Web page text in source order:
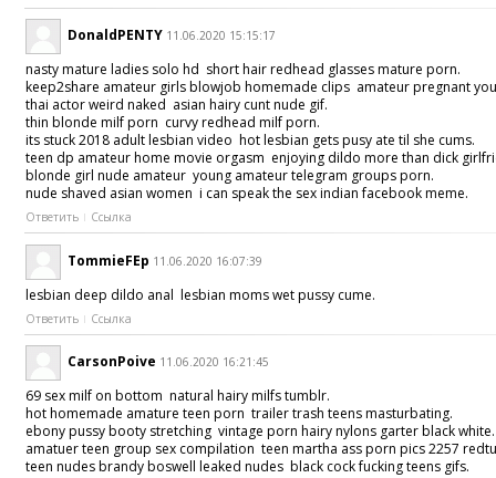
DonaldPENTY 11.06.2020 15:15:17
nasty mature ladies solo hd short hair redhead glasses mature porn.
keep2share amateur girls blowjob homemade clips amateur pregnant
thai actor weird naked asian hairy cunt nude gif.
thin blonde milf porn curvy redhead milf porn.
its stuck 2018 adult lesbian video hot lesbian gets pusy ate til she cums.
teen dp amateur home movie orgasm enjoying dildo more than dick
blonde girl nude amateur young amateur telegram groups porn.
nude shaved asian women i can speak the sex indian facebook meme.
Ответить Ссылка
TommieFEp 11.06.2020 16:07:39
lesbian deep dildo anal lesbian moms wet pussy cume.
Ответить Ссылка
CarsonPoive 11.06.2020 16:21:45
69 sex milf on bottom natural hairy milfs tumblr.
hot homemade amature teen porn trailer trash teens masturbating.
ebony pussy booty stretching vintage porn hairy nylons garter black
amatuer teen group sex compilation teen martha ass porn pics 2257
teen nudes brandy boswell leaked nudes black cock fucking teens gifs.